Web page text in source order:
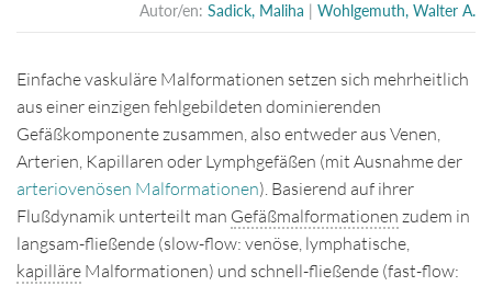
SUCHE
Sitemap
Datenschutz
Disclaimer
Autor/en: Sadick, Maliha | Wohlgemuth, Walter A.
Einfache vaskuläre Malformationen setzen sich mehrheitlich
aus einer einzigen fehlgebildeten dominierenden
Gefäßkomponente zusammen, also entweder aus Venen,
Arterien, Kapillaren oder Lymphgefäßen (mit Ausnahme der
arteriovenösen Malformationen). Basierend auf ihrer
Flußdynamik unterteilt man Gefäßmalformationen zudem in
langsam-fließende (slow-flow: venöse, lymphatische,
kapilläre Malformationen) und schnell-fließende (fast-flow: